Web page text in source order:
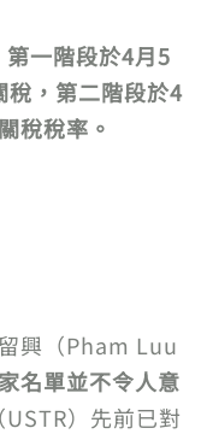
一階段於4月5
稅，第二階段於4
稅稅率。
興（Pham Luu
名單並不令人意
）先前已對